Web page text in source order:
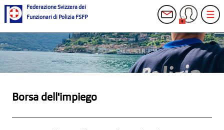
Federazione Svizzera dei
Funzionari di Polizia FSFP
Borsa dell'impiego